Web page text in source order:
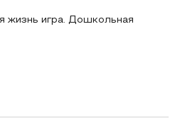
жизнь игра. Дошкольная